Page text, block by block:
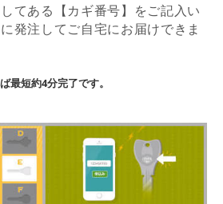
てある【カギ番号】をご記入い
発注してご自宅にお届けできま
最短約4分完了です。